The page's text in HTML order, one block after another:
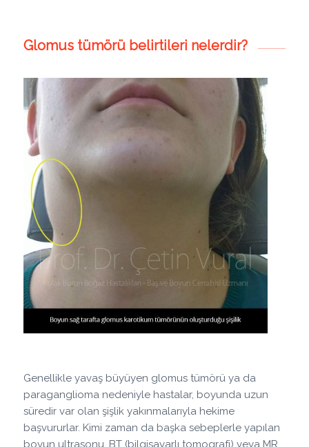
Glomus tümörü belirtileri nelerdir?
Genellikle yavaş büyüyen glomus tümörü ya da
paraganglioma nedeniyle hastalar, boyunda uzun
süredir var olan şişlik yakınmalarıyla hekime
başvururlar. Kimi zaman da başka sebeplerle yapılan
boyun ultrasonu, BT (bilgisayarlı tomografi) veya MR